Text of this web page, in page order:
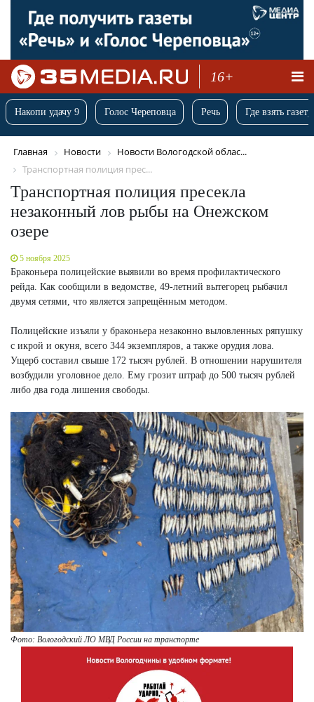
16+
Накопи удачу 9 Голос Череповца Речь Где взять
Главная Новости
Новости Вологодской облас...
Транспортная полиция прес...
Транспортная полиция пресекла
незаконный лов рыбы на Онежском
озере
5 ноября 2025
Браконьера полицейские выявили во время профилактического
рейда. Как сообщили в ведомстве, 49-летний вытегорец рыбачил
двумя сетями, что является запрещённым методом.
Полицейские изъяли у браконьера незаконно выловленных ряпушку
с икрой и окуня, всего 344 экземпляров, а также орудия лова.
Ущерб составил свыше 172 тысяч рублей. В отношении нарушителя
возбудили уголовное дело. Ему грозит штраф до 500 тысяч рублей
либо два года лишения свободы.
Фото: Вологодский ЛО МВД России на транспорте